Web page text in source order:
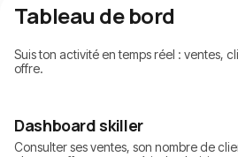
Tableau de bord
Suis ton activité en temps réel : ventes,
offre.
Dashboard skiller
Consulter ses ventes, son nombre de